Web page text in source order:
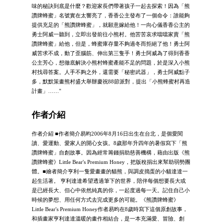
味的秘訣到底是什麼？歡迎家長們帶著孩子一起去探索！因為「熊
讚牌蜂蜜」名號實在太響亮了，香香公主發布了一個命令：誰能夠
提供充足的「熊讚牌蜂蜜」，就願意嫁給他！一向心儀香香公主的
勇士阿威一聽到，立即出發前往小熊村。他苦苦哀求噹噹家賣「熊
讚牌蜂蜜」給他，但是，蜂蜜庫存量不夠過冬而拒絕了他！勇士阿
威苦求不成，動了歪腦筋、伸出第三隻手！勇士阿威為了得到香香
公主芳心，想徹底解決小熊村蜂蜜產能不足的問題，於是深入小熊
村找尋答案。人手不夠之外，還需要「秘密武器」，勇士阿威點子
多，默默策畫熊村盛大舉辦慶祝88節派對，提出「小熊蜂蜜村再造
計畫」……"
作者介紹
作者介紹 ■作者簡介易昀2006年8月16日出生在台北，是個愛閱
讀、愛運動、愛家人的開心女孩。8歲那年升四年的暑假寫下「熊
讚牌蜂蜜」自創故事。因為經常籌錢捐助慈善機構，藉由出版《熊
讚牌蜂蜜》Little Bear's Premium Honey，把版稅捐出來幫助弱勢團
體。■繪者簡介亨利一隻愛畫畫的貓熊，與調皮搗蛋的小貓達達一
起生活著。 亨利達達希望透過筆下的世界，陪伴每個想要長大或
是已經長大、但心中依然純真的你，一起度過每一天。記住自己小
時候的夢想、用任何方式去完成更多的可能。《熊讚牌蜂蜜》
Little Bear's Premium Honey作者易昀在8歲時寫下這個原創故事，
和插畫家亨利達達溫暖的畫作相結合，是一本充滿愛、冒險、創